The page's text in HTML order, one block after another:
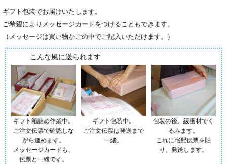
ギフト包装でお届けいたします。
ご希望によりメッセージカードをつけることもできます。
（メッセージは買い物かごの中でご記入いただけます。）
こんな風に送られます
ギフト箱詰め作業中。
ご注文伝票で確認しな
がら進めます。
メッセージカードも、
伝票と一緒です。
ギフト包装中。
ご注文伝票は発送まで
一緒。
包装の後、緩衝材でく
るみます。
これに宅配伝票を貼
り、発送します。